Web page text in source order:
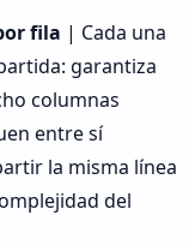
fila | Cada una
garantiza
columnas
entre sí
la misma línea
del